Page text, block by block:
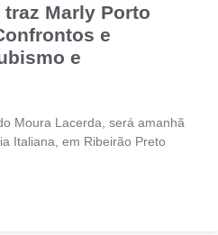
Marly Porto
e
e
Moura Lacerda, será amanhã
Italiana, em Ribeirão Preto